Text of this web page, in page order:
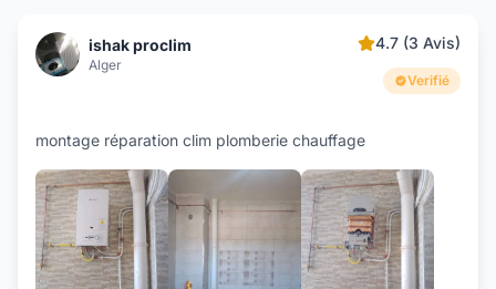
ishak proclim
Alger
4.7 (3 Avis)
Verifié
montage réparation clim plomberie chauffage